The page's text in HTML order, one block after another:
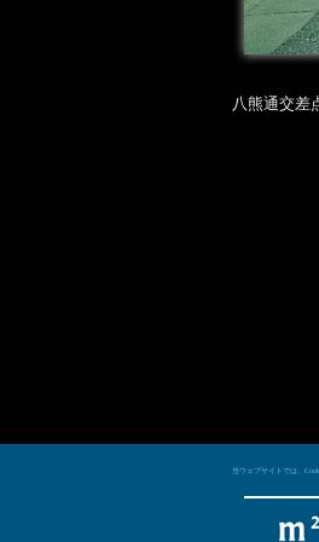
八熊通交差
当ウェブサイトでは、